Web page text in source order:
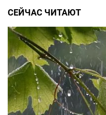
СЕЙЧАС ЧИТАЮТ